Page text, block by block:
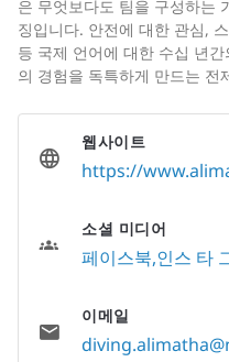
은 무엇보다도 팀을 구성하는
징입니다. 안전에 대한 관심,
등 국제 언어에 대한 수십 년
의 경험을 독특하게 만드는 전
웹사이트
https://
소셜 미디어
페이스북 인스 타
이메일